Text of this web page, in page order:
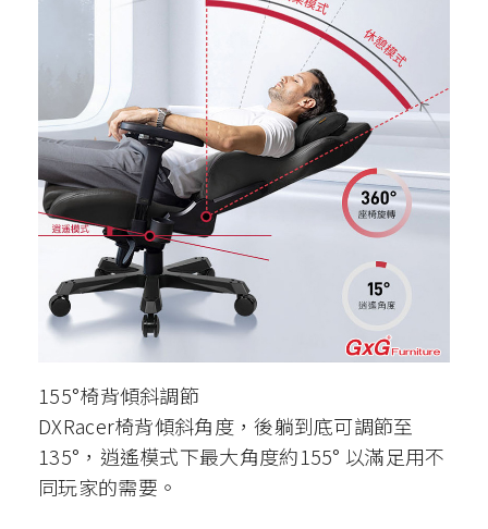
155°椅背傾斜調節
DXRacer椅背傾斜角度，後躺到底可調節至
135°，逍遙模式下最大角度約155° 以滿足用不
同玩家的需要。